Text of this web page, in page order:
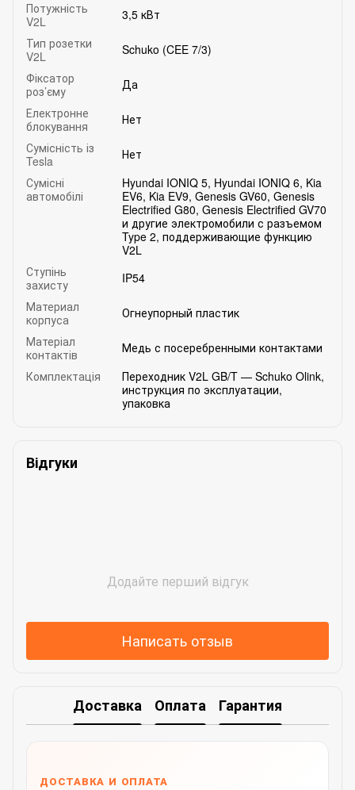
Потужність
V2L
3,5 кВт
Тип розетки
V2L
Schuko (CEE 7/3)
Фіксатор
роз’єму
Да
Електронне
блокування
Нет
Сумісність із
Tesla
Нет
Сумісні
автомобілі
Hyundai IONIQ 5, Hyundai IONIQ 6, Kia
EV6, Kia EV9, Genesis GV60, Genesis
Electrified G80, Genesis Electrified GV70
и другие электромобили с разъемом
Type 2, поддерживающие функцию
V2L
Ступінь
захисту
IP54
Материал
корпуса
Огнеупорный пластик
Матеріал
контактів
Медь с посеребренными контактами
Комплектація
Переходник V2L GB/T — Schuko Olink,
инструкция по эксплуатации,
упаковка
Відгуки
Додайте перший відгук
Написать отзыв
Доставка Оплата Гарантия
ДОСТАВКА И ОПЛАТА